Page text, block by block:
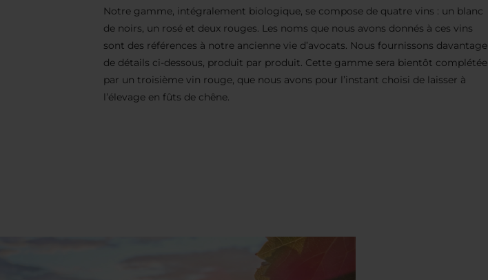
Notre gamme, intégralement biologique, se compose de quatre vins : un blanc
de noirs, un rosé et deux rouges. Les noms que nous avons donnés à ces vins
sont des références à notre ancienne vie d’avocats. Nous fournissons davantage
de détails ci-dessous, produit par produit. Cette gamme sera bientôt complétée
par un troisième vin rouge, que nous avons pour l’instant choisi de laisser à
l’élevage en fûts de chêne.